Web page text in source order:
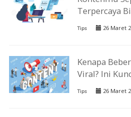
Terpercaya
Tips 26 Maret
Kenapa
Viral? Ini
Tips 26 Maret